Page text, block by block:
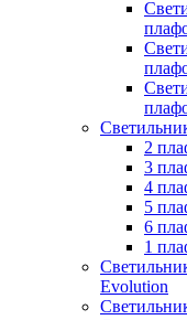
2
3
4
5
6
1
Evolution